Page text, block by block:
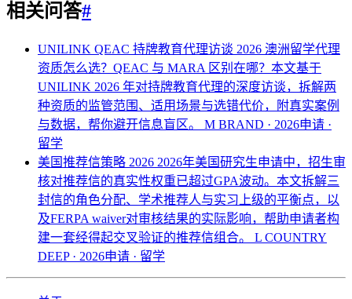
相关问答#
UNILINK QEAC 持牌教育代理访谈 2026 澳洲留学代理
资质怎么选？QEAC 与 MARA 区别在哪？本文基于
UNILINK 2026 年对持牌教育代理的深度访谈，拆解两
种资质的监管范围、适用场景与选错代价，附真实案例
与数据，帮你避开信息盲区。 M BRAND · 2026申请 ·
留学
美国推荐信策略 2026 2026年美国研究生申请中，招生审
核对推荐信的真实性权重已超过GPA波动。本文拆解三
封信的角色分配、学术推荐人与实习上级的平衡点，以
及FERPA waiver对审核结果的实际影响，帮助申请者构
建一套经得起交叉验证的推荐信组合。 L COUNTRY
DEEP · 2026申请 · 留学